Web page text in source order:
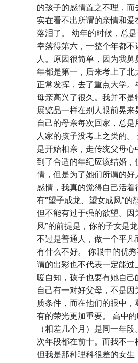
的孩子的感情置之不理，
实在看不出所谓的亲情和
落泪了。 幼年的时候，总
幸落得第六，一整个年都
人。原因很简单，因为我
年都是第一，后来考上了
正常发挥，去了重点大学。
母亲高兴了很久。我并不
展览品一样在别人眼前晃来
自己的母亲每次回家，总
人家的孩子没考上之类的
是开始相亲，走传统父母
到了合适的年纪应该结婚
情，但是为了她们所谓的
感情，我真的觉得自己活
有“望子成龙、望女成凤”的
但不能有过于强的欲望。因
凤”的前提是，你的子女是
不过是普通人，做一个平
有什么不好。 你眼中的优
谓的出彩也不代表一定能
暖自知，孩子也要有她自
自己有一对好父母，不是
质条件，而在他们的眼中
有的荣光更加重要。 高中
（相差几个月）是同一年
次年段都在前十。而我不一
但我是那种理科很差的女